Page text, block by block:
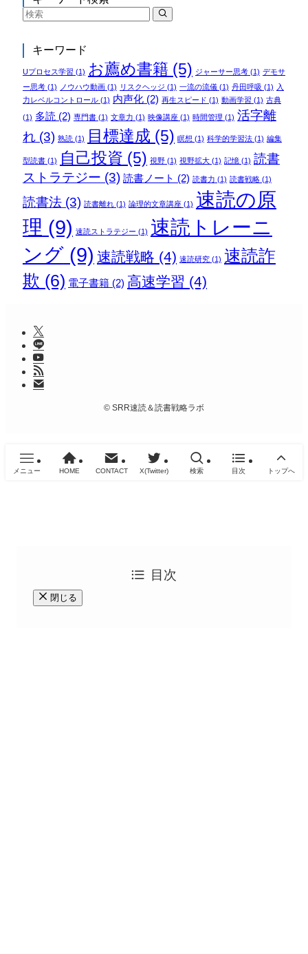
キーワード
Uプロセス学習 (1) お薦め書籍 (5) ジャーサー思考(1) デモサ
ー思考(1) ノウハウ動画(1) リスクヘッジ (1) 一流の流儀(1) 丹田呼吸 (1) 入
力レベルコントロール(1) 内声化(2) 再生スピード (1) 動画学習 (1) 古典
(1) 多読 (2) 専門書(1) 文章力 (1) 映像講座(1) 時間管理 (1) 活字離
れ(3) 熟読(1) 目標達成 (5) 瞑想 (1) 科学的学習法(1) 編集
型読書(1) 自己投資 (5) 視野(1) 視野拡大(1) 記憶(1) 読書
ストラテジー (3) 読書ノート (2) 読書力 (1) 読書戦略(1)
読書法(3) 読書離れ(1) 論理的文章講座(1) 速読の原
理 (9) 速読ストラテジー (1) 速読トレーニ
ング(9) 速読戦略 (4) 速読研究(1) 速読詐
欺 (6) 電子書籍(2) 高速学習 (4)
© SRR速読＆読書戦略ラボ
メニュー HOME CONTACT X(Twitter) 検索 目次 トップへ
目次
閉じる